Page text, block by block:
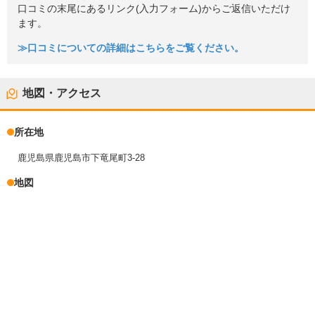
口コミの末尾にあるリンク(入力フォーム)からご返信いただけ
ます。
≫口コミについての詳細はこちらをご覧ください。
地図・アクセス
所在地
鹿児島県鹿児島市下竜尾町3-28
地図